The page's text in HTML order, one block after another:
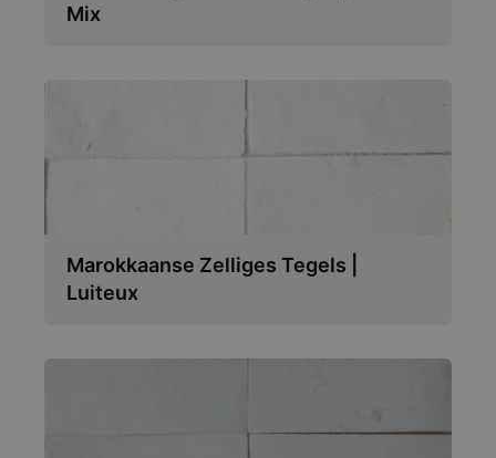
Mix
Marokkaanse Zelliges Tegels |
Luiteux